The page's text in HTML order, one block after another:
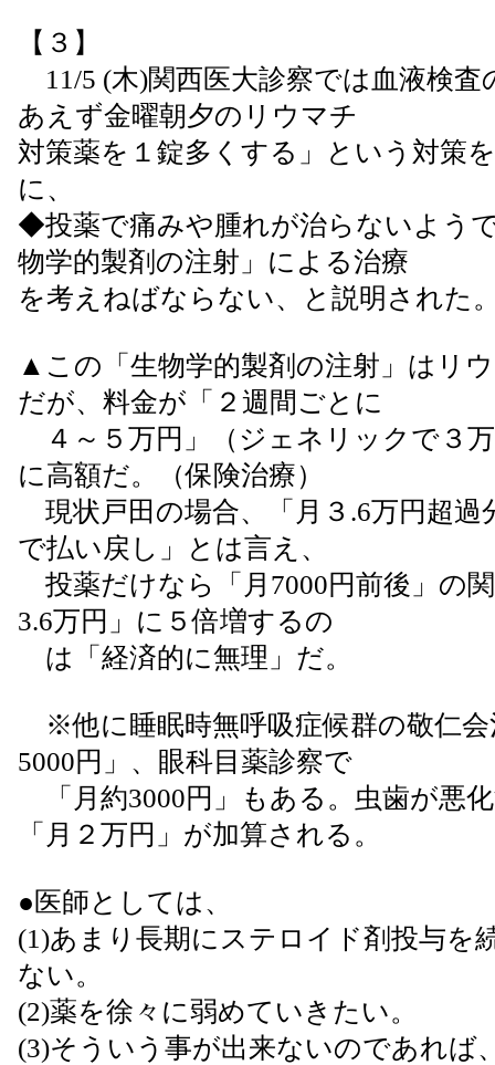
【３】
11/5 (木)関西医大診察では血液検査
あえず金曜朝夕のリウマチ
対策薬を１錠多くする」という対策
に、
◆投薬で痛みや腫れが治らないよう
物学的製剤の注射」による治療
を考えねばならない、と説明された
▲この「生物学的製剤の注射」はリ
だが、料金が「２週間ごとに
４～５万円」（ジェネリックで３
に高額だ。（保険治療）
現状戸田の場合、「月３.6万円超過
で払い戻し」とは言え、
投薬だけなら「月7000円前後」の
3.6万円」に５倍増するの
は「経済的に無理」だ。
※他に睡眠時無呼吸症候群の敬仁会
5000円」、眼科目薬診察で
「月約3000円」もある。虫歯が悪
「月２万円」が加算される。
●医師としては、
(1)あまり長期にステロイド剤投与を
ない。
(2)薬を徐々に弱めていきたい。
(3)そういう事が出来ないのであれば